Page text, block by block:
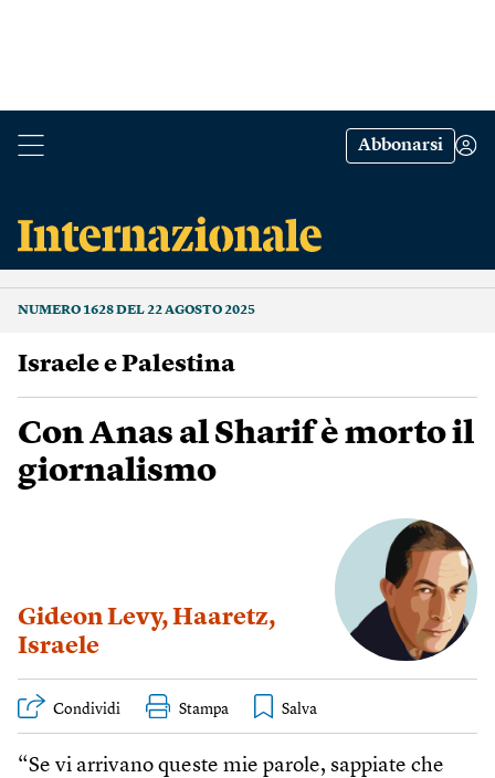
Abbonarsi
NUMERO 1628 DEL 22 AGOSTO 2025
Israele e Palestina
Con Anas al Sharif è morto il
giornalismo
Gideon Levy,Haaretz,
Israele
Condividi Stampa
“Se vi arrivano queste mie parole, sappiate che